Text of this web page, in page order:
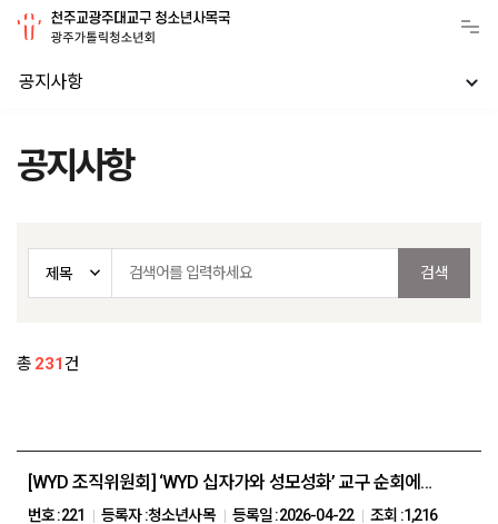
공지사항
공지사항
총 231건
[WYD 조직위원회] ‘WYD 십자가와 성모성화’ 교구 순회에 따른 운영 계획 및 자료 배부 안내
번호 :221 등록자 :청소년사목 등록일 :2026-04-22 조회 :1,216